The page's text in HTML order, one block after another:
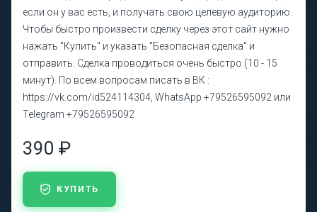
если он у вас есть, и получать свою целевую аудиторию.
Чтобы быстро произвести сделку через этот сайт нужно
нажать "Купить" и указать "Безопасная сделка" и
отправить. Сделка проводиться очень быстро (10 - 15
минут). По всем вопросам писать в ВК :
https://vk.com/id524114304, WhatsApp +79526595092 или
Telegram +79526595092
390 ₽
КУПИТЬ